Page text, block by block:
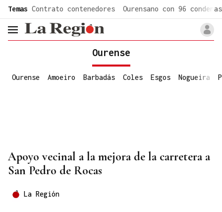
Temas Contrato contenedores Ourensano con 96 condenas
header.menu.open
Ourense
Ourense Amoeiro Barbadás Coles Esgos Nogueira
Apoyo vecinal a la mejora de la carretera a
San Pedro de Rocas
La Región